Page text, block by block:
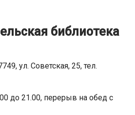
библиотека
ул. Советская, 25, тел.
до 21.00, перерыв на обед с